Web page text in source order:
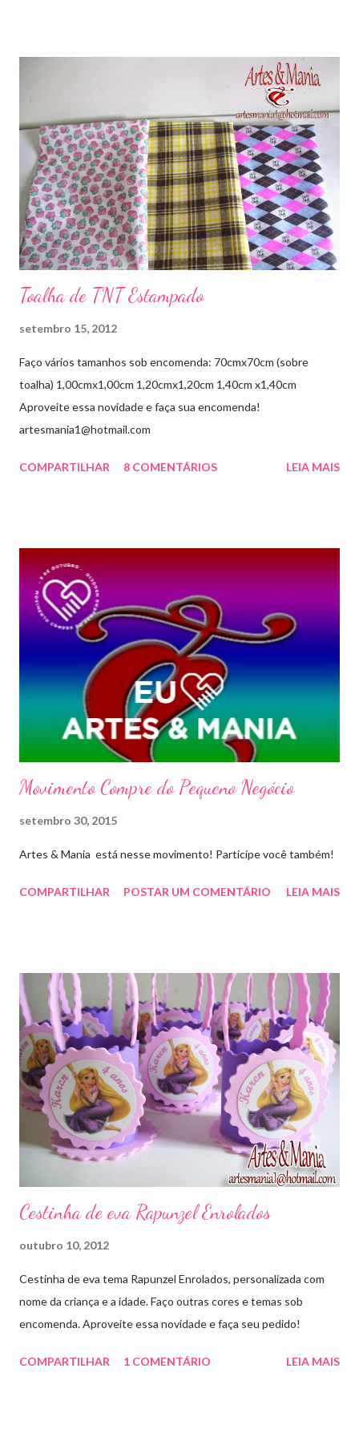
Toalha de TNT Estampado
setembro 15, 2012
Faço vários tamanhos sob encomenda: 70cmx70cm (sobre
toalha) 1,00cmx1,00cm 1,20cmx1,20cm 1,40cm x1,40cm
Aproveite essa novidade e faça sua encomenda!
artesmania1@hotmail.com
COMPARTILHAR 8 COMENTÁRIOS LEIA MAIS
Movimento Compre do Pequeno Negócio
setembro 30, 2015
Artes & Mania está nesse movimento! Participe você também!
COMPARTILHAR POSTAR UM COMENTÁRIO LEIA MAIS
Cestinha de eva Rapunzel Enrolados
outubro 10, 2012
Cestinha de eva tema Rapunzel Enrolados, personalizada com
nome da criança e a idade. Faço outras cores e temas sob
encomenda. Aproveite essa novidade e faça seu pedido!
COMPARTILHAR 1 COMENTÁRIO LEIA MAIS